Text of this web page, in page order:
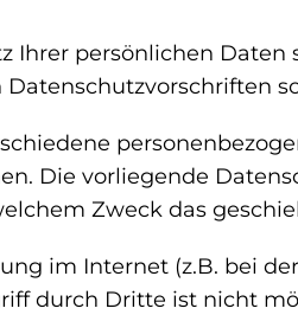
Ihrer persönlichen
Die vorliegende
Zweck das
im Internet (z.B. bei
durch Dritte ist nicht